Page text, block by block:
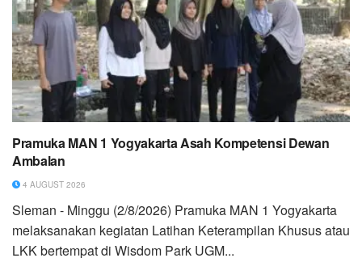
Pramuka MAN 1 Yogyakarta Asah Kompetensi Dewan
Ambalan
4 AUGUST 2026
Sleman - Minggu (2/8/2026) Pramuka MAN 1 Yogyakarta
melaksanakan kegiatan Latihan Keterampilan Khusus atau
LKK bertempat di Wisdom Park UGM...